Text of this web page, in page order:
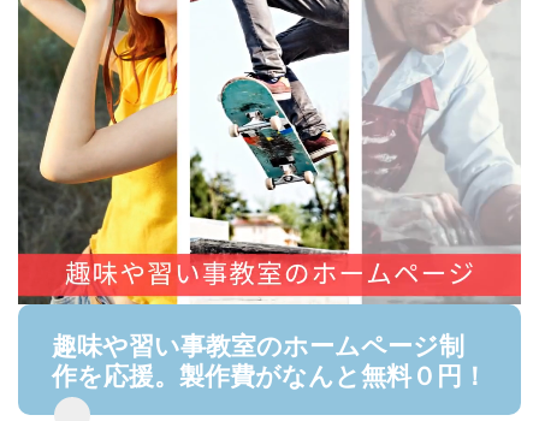
趣味や習い事教室のホームページ制
作を応援。製作費がなんと無料０円！